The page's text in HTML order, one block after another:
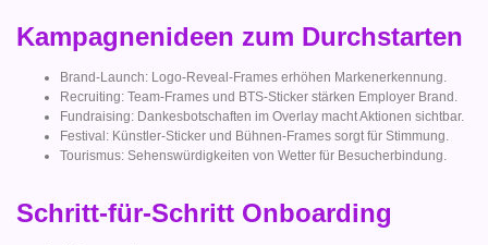
Kampagnenideen zum Durchstarten
Brand-Launch: Logo-Reveal-Frames erhöhen Markenerkennung.
Recruiting: Team-Frames und BTS-Sticker stärken Employer Brand.
Fundraising: Dankesbotschaften im Overlay macht Aktionen sichtbar.
Festival: Künstler-Sticker und Bühnen-Frames sorgt für Stimmung.
Tourismus: Sehenswürdigkeiten von Wetter für Besucherbindung.
Schritt-für-Schritt Onboarding